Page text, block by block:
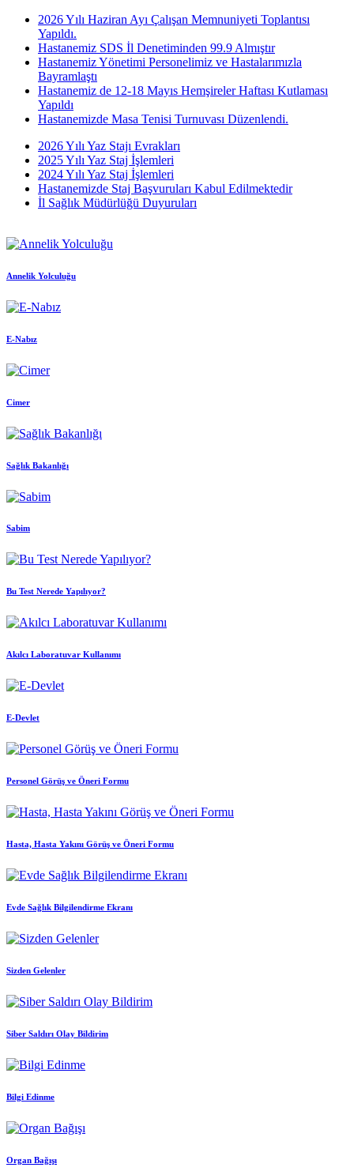
2026 Yılı Haziran Ayı Çalışan Memnuniyeti Toplantısı
Yapıldı.
Hastanemiz SDS İl Denetiminden 99.9 Almıştır
Hastanemiz Yönetimi Personelimiz ve Hastalarımızla
Bayramlaştı
Hastanemiz de 12-18 Mayıs Hemşireler Haftası Kutlaması
Yapıldı
Hastanemizde Masa Tenisi Turnuvası Düzenlendi.
2026 Yılı Yaz Stajı Evrakları
2025 Yılı Yaz Staj İşlemleri
2024 Yılı Yaz Staj İşlemleri
Hastanemizde Staj Başvuruları Kabul Edilmektedir
İl Sağlık Müdürlüğü Duyuruları
Annelik Yolculuğu
E-Nabız
Cimer
Sağlık Bakanlığı
Sabim
Bu Test Nerede Yapılıyor?
Akılcı Laboratuvar Kullanımı
E-Devlet
Personel Görüş ve Öneri Formu
Hasta, Hasta Yakını Görüş ve Öneri Formu
Evde Sağlık Bilgilendirme Ekranı
Sizden Gelenler
Siber Saldırı Olay Bildirim
Bilgi Edinme
Organ Bağışı